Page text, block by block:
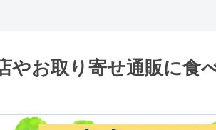
やお取り寄せ通販に食